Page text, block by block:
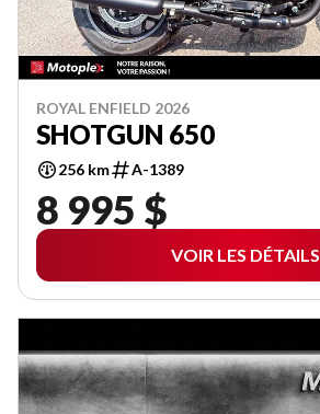
ROYAL ENFIELD 2026
SHOTGUN 650
256 km A-1389
8 995 $
VOIR LES DÉTAILS